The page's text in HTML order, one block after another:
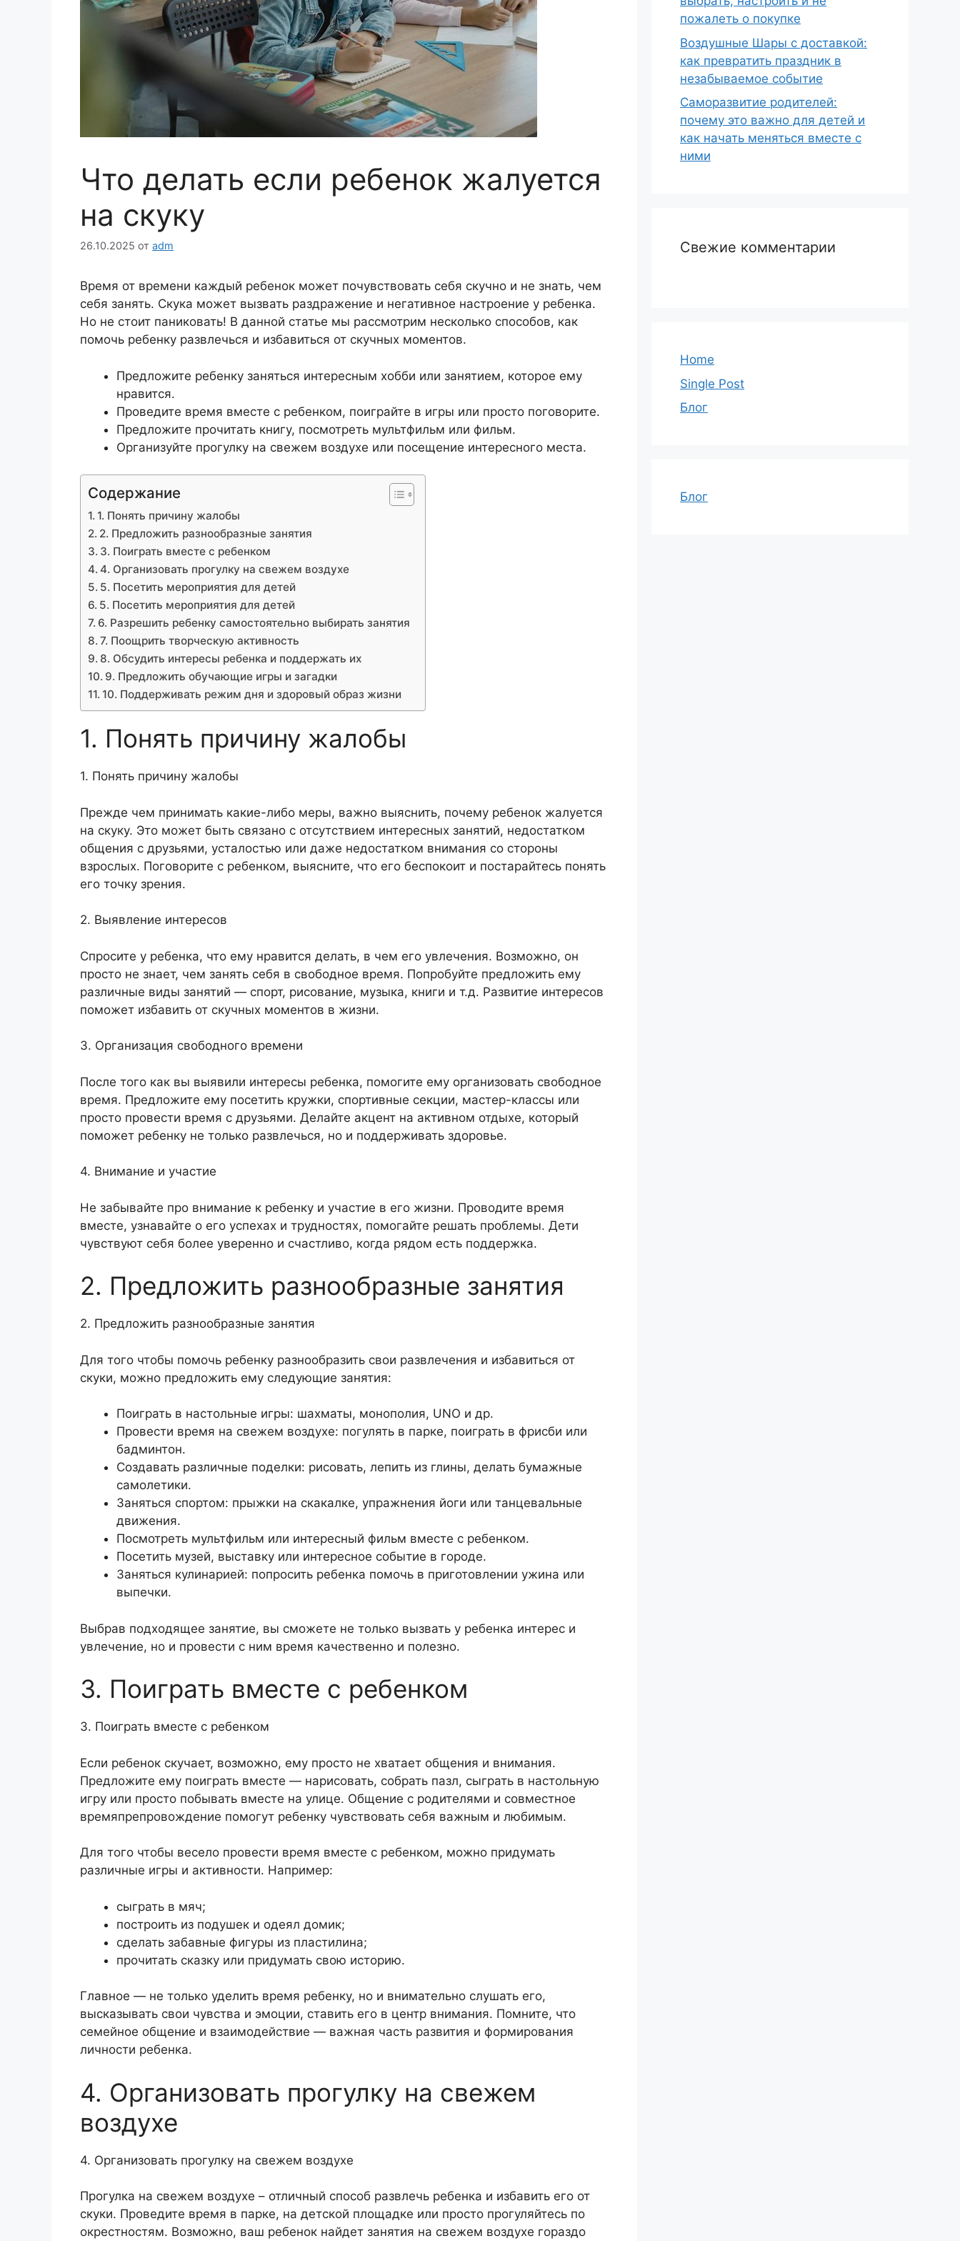
Что делать если ребенок жалуется
на скуку
26.10.2025 от adm
Время от времени каждый ребенок может почувствовать себя скучно и не знать, чем
себя занять. Скука может вызвать раздражение и негативное настроение у ребенка.
Но не стоит паниковать! В данной статье мы рассмотрим несколько способов, как
помочь ребенку развлечься и избавиться от скучных моментов.
Предложите ребенку заняться интересным хобби или занятием, которое ему
нравится.
Проведите время вместе с ребенком, поиграйте в игры или просто поговорите.
Предложите прочитать книгу, посмотреть мультфильм или фильм.
Организуйте прогулку на свежем воздухе или посещение интересного места.
Содержание
1. Понять причину жалобы
2. Предложить разнообразные занятия
3. Поиграть вместе с ребенком
4. Организовать прогулку на свежем воздухе
5. Посетить мероприятия для детей
5. Посетить мероприятия для детей
6. Разрешить ребенку самостоятельно выбирать занятия
7. Поощрить творческую активность
8. Обсудить интересы ребенка и поддержать их
9. Предложить обучающие игры и загадки
10. Поддерживать режим дня и здоровый образ жизни
1. Понять причину жалобы
1. Понять причину жалобы
Прежде чем принимать какие-либо меры, важно выяснить, почему ребенок жалуется
на скуку. Это может быть связано с отсутствием интересных занятий, недостатком
общения с друзьями, усталостью или даже недостатком внимания со стороны
взрослых. Поговорите с ребенком, выясните, что его беспокоит и постарайтесь понять
его точку зрения.
2. Выявление интересов
Спросите у ребенка, что ему нравится делать, в чем его увлечения. Возможно, он
просто не знает, чем занять себя в свободное время. Попробуйте предложить ему
различные виды занятий — спорт, рисование, музыка, книги и т.д. Развитие интересов
поможет избавить от скучных моментов в жизни.
3. Организация свободного времени
После того как вы выявили интересы ребенка, помогите ему организовать свободное
время. Предложите ему посетить кружки, спортивные секции, мастер-классы или
просто провести время с друзьями. Делайте акцент на активном отдыхе, который
поможет ребенку не только развлечься, но и поддерживать здоровье.
4. Внимание и участие
Не забывайте про внимание к ребенку и участие в его жизни. Проводите время
вместе, узнавайте о его успехах и трудностях, помогайте решать проблемы. Дети
чувствуют себя более уверенно и счастливо, когда рядом есть поддержка.
2. Предложить разнообразные занятия
2. Предложить разнообразные занятия
Для того чтобы помочь ребенку разнообразить свои развлечения и избавиться от
скуки, можно предложить ему следующие занятия:
Поиграть в настольные игры: шахматы, монополия, UNO и др.
Провести время на свежем воздухе: погулять в парке, поиграть в фрисби или
бадминтон.
Создавать различные поделки: рисовать, лепить из глины, делать бумажные
самолетики.
Заняться спортом: прыжки на скакалке, упражнения йоги или танцевальные
движения.
Посмотреть мультфильм или интересный фильм вместе с ребенком.
Посетить музей, выставку или интересное событие в городе.
Заняться кулинарией: попросить ребенка помочь в приготовлении ужина или
выпечки.
Выбрав подходящее занятие, вы сможете не только вызвать у ребенка интерес и
увлечение, но и провести с ним время качественно и полезно.
3. Поиграть вместе с ребенком
3. Поиграть вместе с ребенком
Если ребенок скучает, возможно, ему просто не хватает общения и внимания.
Предложите ему поиграть вместе — нарисовать, собрать пазл, сыграть в настольную
игру или просто побывать вместе на улице. Общение с родителями и совместное
времяпрепровождение помогут ребенку чувствовать себя важным и любимым.
Для того чтобы весело провести время вместе с ребенком, можно придумать
различные игры и активности. Например:
сыграть в мяч;
построить из подушек и одеял домик;
сделать забавные фигуры из пластилина;
прочитать сказку или придумать свою историю.
Главное — не только уделить время ребенку, но и внимательно слушать его,
высказывать свои чувства и эмоции, ставить его в центр внимания. Помните, что
семейное общение и взаимодействие — важная часть развития и формирования
личности ребенка.
4. Организовать прогулку на свежем
воздухе
4. Организовать прогулку на свежем воздухе
Прогулка на свежем воздухе – отличный способ развлечь ребенка и избавить его от
скуки. Проведите время в парке, на детской площадке или просто прогуляйтесь по
окрестностям. Возможно, ваш ребенок найдет занятия на свежем воздухе гораздо
пожалеть о покупке
Воздушные Шары с доставкой:
как превратить праздник в
незабываемое событие
Саморазвитие родителей:
почему это важно для детей и
как начать меняться вместе с
ними
Свежие комментарии
Home
Single Post
Блог
Блог